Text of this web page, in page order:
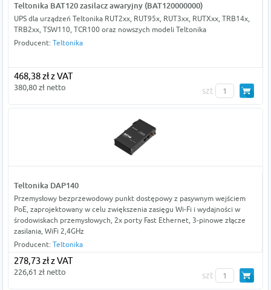
Teltonika BAT120 zasilacz awaryjny (BAT120000000)
UPS dla urządzeń Teltonika RUT2xx, RUT95x, RUT3xx, RUTXxx, TRB14x,
TRB2xx, TSW110, TCR100 oraz nowszych modeli Teltonika
Producent: Teltonika
468,38 zł z VAT
380,80 zł netto szt
Teltonika DAP140
Przemysłowy bezprzewodowy punkt dostępowy z pasywnym wejściem
PoE, zaprojektowany w celu zwiększenia zasięgu Wi-Fi i wydajności w
środowiskach przemysłowych, 2x porty Fast Ethernet, 3-pinowe złącze
zasilania, WiFi 2,4GHz
Producent: Teltonika
278,73 zł z VAT
226,61 zł netto szt